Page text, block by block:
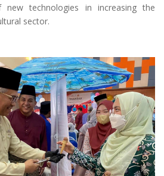
technologies in increasing the
sector.